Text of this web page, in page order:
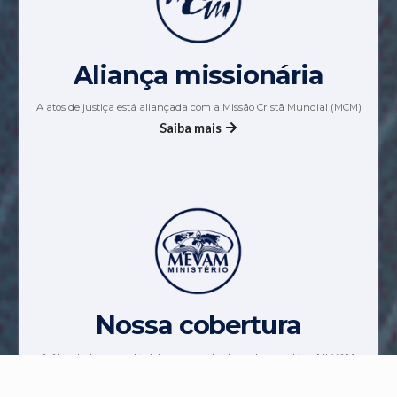
Aliança missionária
A atos de justiça está aliançada com a Missão Cristã Mundial (MCM)
Saiba mais
Nossa cobertura
A Atos de Justiça está debaixo da cobertura do ministério MEVAM.